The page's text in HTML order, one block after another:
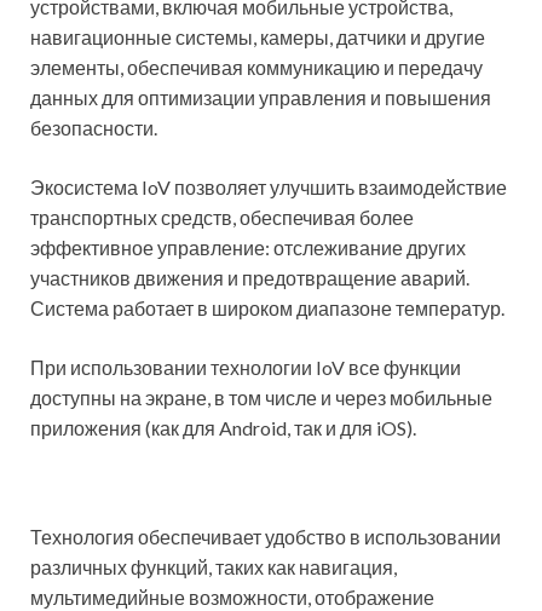
устройствами, включая мобильные устройства,
навигационные системы, камеры, датчики и другие
элементы, обеспечивая коммуникацию и передачу
данных для оптимизации управления и повышения
безопасности.
Экосистема IoV позволяет улучшить взаимодействие
транспортных средств, обеспечивая более
эффективное управление: отслеживание других
участников движения и предотвращение аварий.
Система работает в широком диапазоне температур.
При использовании технологии IoV все функции
доступны на экране, в том числе и через мобильные
приложения (как для Android, так и для iOS).
Технология обеспечивает удобство в использовании
различных функций, таких как навигация,
мультимедийные возможности, отображение